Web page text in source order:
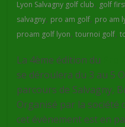
Lyon Salvagny golf club, golf
salvagny, pro am golf, pro am
proam golf lyon,tournoi golf,
La 4ème édition du
se déroulera du 3 au 5
parcours de Salvagny,
Organisé par la société
cet évènement est en